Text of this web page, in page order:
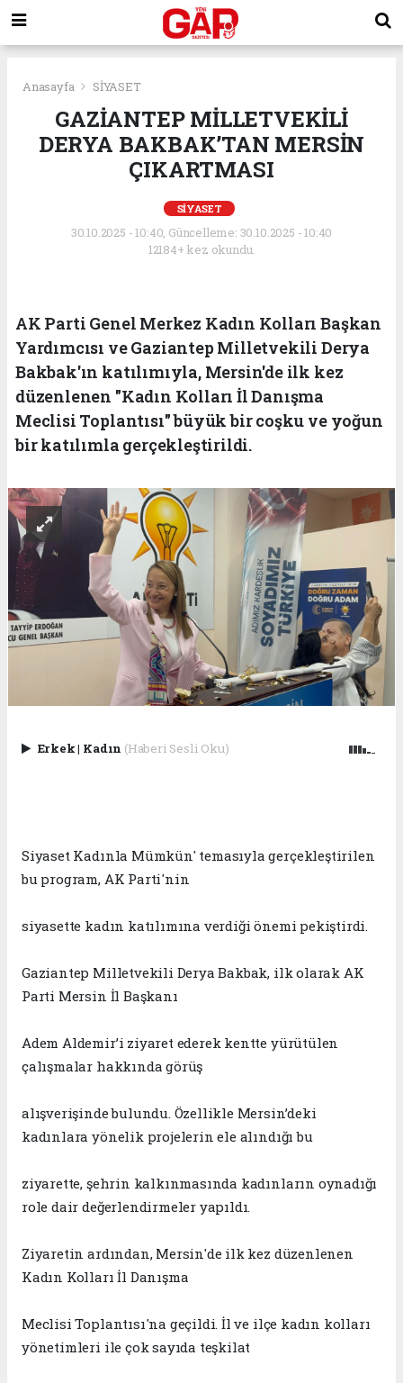
Anasayfa SİYASET
GAZİANTEP MİLLETVEKİLİ
DERYA BAKBAK’TAN MERSİN
ÇIKARTMASI
SİYASET
30.10.2025 - 10:40, Güncelleme: 30.10.2025 - 10:40
12184+ kez okundu.
AK Parti Genel Merkez Kadın Kolları Başkan
Yardımcısı ve Gaziantep Milletvekili Derya
Bakbak'ın katılımıyla, Mersin'de ilk kez
düzenlenen "Kadın Kolları İl Danışma
Meclisi Toplantısı" büyük bir coşku ve yoğun
bir katılımla gerçekleştirildi.
Erkek| Kadın (Haberi Sesli Oku)
Siyaset Kadınla Mümkün' temasıyla gerçekleştirilen
bu program, AK Parti'nin
siyasette kadın katılımına verdiği önemi pekiştirdi.
Gaziantep Milletvekili Derya Bakbak, ilk olarak AK
Parti Mersin İl Başkanı
Adem Aldemir’i ziyaret ederek kentte yürütülen
çalışmalar hakkında görüş
alışverişinde bulundu. Özellikle Mersin’deki
kadınlara yönelik projelerin ele alındığı bu
ziyarette, şehrin kalkınmasında kadınların oynadığı
role dair değerlendirmeler yapıldı.
Ziyaretin ardından, Mersin'de ilk kez düzenlenen
Kadın Kolları İl Danışma
Meclisi Toplantısı'na geçildi. İl ve ilçe kadın kolları
yönetimleri ile çok sayıda teşkilat